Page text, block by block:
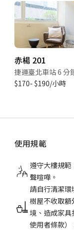
赤楊 201
捷運臺北車站 6 分
$170- $190/小時
使用規範
遵守大樓規
聲喧嘩。
請自行清潔
樹屋不收取
境、造成家
使用者條款）